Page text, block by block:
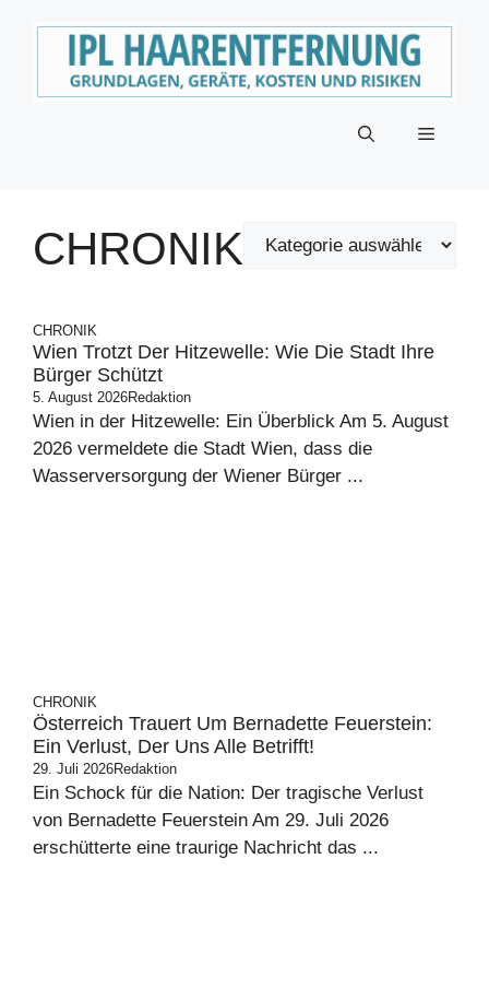
Menü
CHRONIK
CHRONIK
Wien Trotzt Der Hitzewelle: Wie Die Stadt Ihre
Bürger Schützt
5. August 2026Redaktion
Wien in der Hitzewelle: Ein Überblick Am 5. August
2026 vermeldete die Stadt Wien, dass die
Wasserversorgung der Wiener Bürger ...
CHRONIK
Österreich Trauert Um Bernadette Feuerstein:
Ein Verlust, Der Uns Alle Betrifft!
29. Juli 2026Redaktion
Ein Schock für die Nation: Der tragische Verlust
von Bernadette Feuerstein Am 29. Juli 2026
erschütterte eine traurige Nachricht das ...